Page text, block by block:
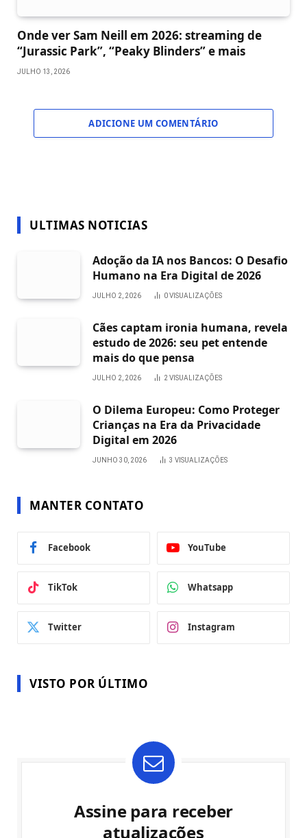
Onde ver Sam Neill em 2026: streaming de
“Jurassic Park”, “Peaky Blinders” e mais
JULHO 13, 2026
ADICIONE UM COMENTÁRIO
ULTIMAS NOTICIAS
Adoção da IA nos Bancos: O Desafio
Humano na Era Digital de 2026
JULHO 2, 2026 0VISUALIZAÇÕES
Cães captam ironia humana, revela
estudo de 2026: seu pet entende
mais do que pensa
JULHO 2, 2026 2 VISUALIZAÇÕES
O Dilema Europeu: Como Proteger
Crianças na Era da Privacidade
Digital em 2026
JUNHO 30, 2026 3 VISUALIZAÇÕES
MANTER CONTATO
Facebook YouTube
TikTok Whatsapp
Twitter Instagram
VISTO POR ÚLTIMO
Assine para receber
atualizações